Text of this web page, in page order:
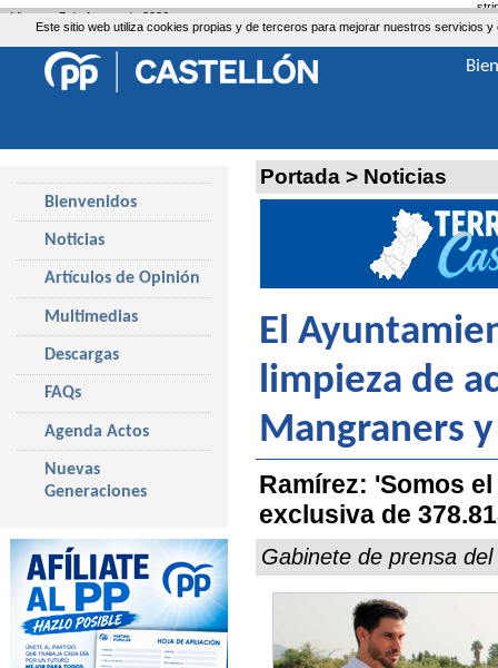
Este sitio web utiliza cookies propias y de terceros para mejorar nuestros servicios
Portada > Noticias
El
limpieza de
Mangraners
Ramírez: 'Somos
exclusiva de
Gabinete de prensa
Bienvenidos
Noticias
Artículos de Opinión
Multimedias
Descargas
FAQs
Agenda Actos
Nuevas
Generaciones
Viernes, 7 de Agosto de 2026